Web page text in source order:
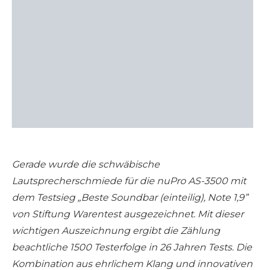
Gerade wurde die schwäbische
Lautsprecherschmiede für die nuPro AS-3500 mit
dem Testsieg „Beste Soundbar (einteilig), Note 1,9”
von Stiftung Warentest ausgezeichnet. Mit dieser
wichtigen Auszeichnung ergibt die Zählung
beachtliche 1500 Testerfolge in 26 Jahren Tests. Die
Kombination aus ehrlichem Klang und innovativen